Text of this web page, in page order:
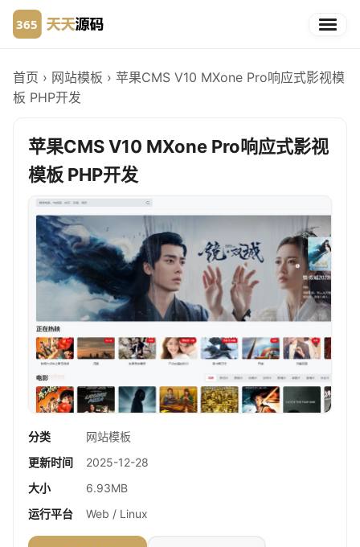
首页 › 网站模板 › 苹果CMS V10 MXone Pro响应式影视模
板 PHP开发
苹果CMS V10 MXone Pro响应式影视
模板 PHP开发
分类
网站模板
更新时间
2025-12-28
大小
6.93MB
运行平台
Web / Linux